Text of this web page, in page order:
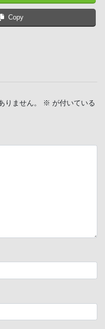
Copy
りません。 ※ が付いている